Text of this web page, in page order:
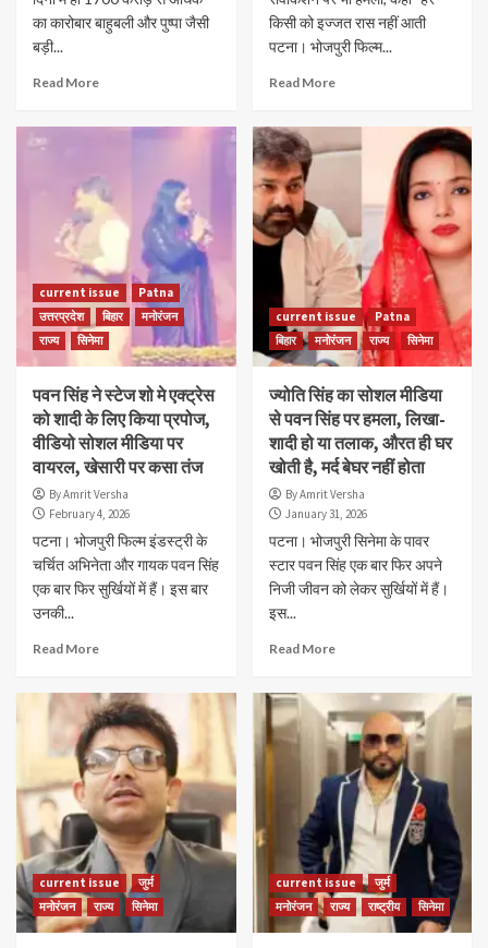
का कारोबार बाहुबली और पुष्पा जैसी
बड़ी...
Read More
किसी को इज्जत रास नहीं आती
पटना। भोजपुरी फिल्म...
Read More
current issue
Patna
उत्तरप्रदेश
बिहार
मनोरंजन
राज्य
सिनेमा
पवन सिंह ने स्टेज शो मे एक्ट्रेस
को शादी के लिए किया प्रपोज,
वीडियो सोशल मीडिया पर
वायरल, खेसारी पर कसा तंज
By Amrit Versha
February 4, 2026
पटना। भोजपुरी फिल्म इंडस्ट्री के
चर्चित अभिनेता और गायक पवन सिंह
एक बार फिर सुर्खियों में हैं। इस बार
उनकी...
Read More
current issue
Patna
बिहार
मनोरंजन राज्य सिनेमा
ज्योति सिंह का सोशल मीडिया
से पवन सिंह पर हमला, लिखा-
शादी हो या तलाक, औरत ही घर
खोती है, मर्द बेघर नहीं होता
By Amrit Versha
January 31, 2026
पटना। भोजपुरी सिनेमा के पावर
स्टार पवन सिंह एक बार फिर अपने
निजी जीवन को लेकर सुर्खियों में हैं।
इस...
Read More
current issue
जुर्म
मनोरंजन
राज्य सिनेमा
current issue
जुर्म
मनोरंजन
राज्य राष्ट्रीय सिनेमा